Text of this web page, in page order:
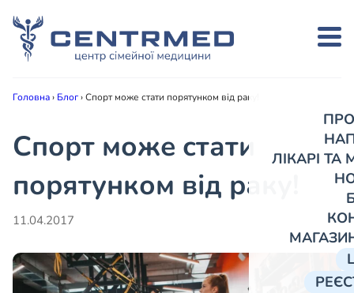
ЛІКАРІ
Головна› Блог›Спорт може стати порятунком від раку!
Спорт може стати
порятунком від раку!
11.04.2017